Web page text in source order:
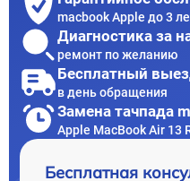
macbook Apple до 3
Диагностика за
ремонт по желанию
Бесплатный
в день обращения
Замена тачпада
Apple MacBook Air 13
Бесплатная